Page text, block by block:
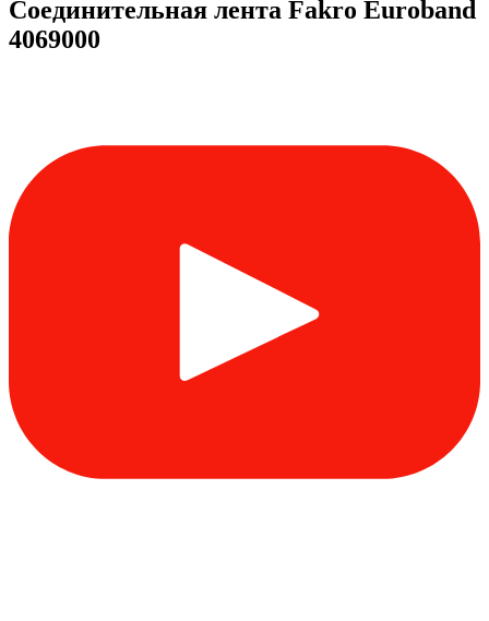
Соединительная лента Fakro Euroband
4069000